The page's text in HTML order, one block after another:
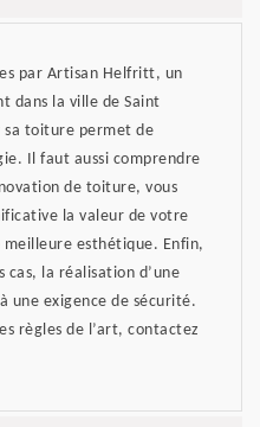
par Artisan Helfritt, un
dans la ville de Saint
sa toiture permet de
Il faut aussi comprendre
de toiture, vous
la valeur de votre
esthétique. Enfin,
cas, la réalisation d’une
une exigence de sécurité.
règles de l’art, contactez